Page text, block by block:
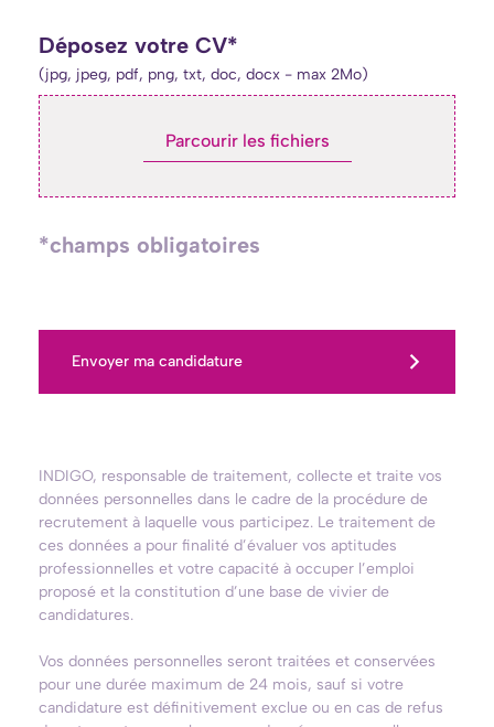
Déposez votre CV*
(jpg, jpeg, pdf, png, txt, doc, docx - max 2Mo)
Parcourir les fichiers
*champs obligatoires
Envoyer ma candidature
INDIGO, responsable de traitement, collecte et traite vos
données personnelles dans le cadre de la procédure de
recrutement à laquelle vous participez. Le traitement de
ces données a pour finalité d’évaluer vos aptitudes
professionnelles et votre capacité à occuper l’emploi
proposé et la constitution d’une base de vivier de
candidatures.
Vos données personnelles seront traitées et conservées
pour une durée maximum de 24 mois, sauf si votre
candidature est définitivement exclue ou en cas de refus